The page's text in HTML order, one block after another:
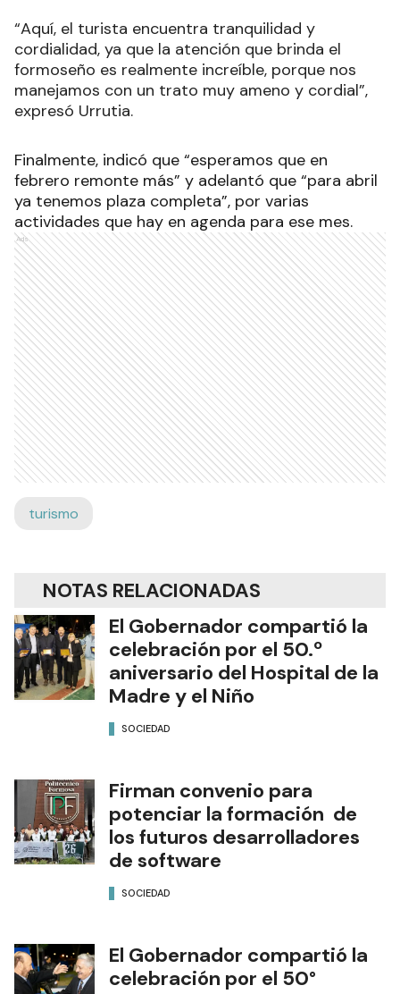
“Aquí, el turista encuentra tranquilidad y
cordialidad, ya que la atención que brinda el
formoseño es realmente increíble, porque nos
manejamos con un trato muy ameno y cordial”,
expresó Urrutia.
Finalmente, indicó que “esperamos que en
febrero remonte más” y adelantó que “para abril
ya tenemos plaza completa”, por varias
actividades que hay en agenda para ese mes.
Ads
turismo
NOTAS RELACIONADAS
El Gobernador compartió la
celebración por el 50.º
aniversario del Hospital de la
Madre y el Niño
SOCIEDAD
Firman convenio para
potenciar la formación de
los futuros desarrolladores
de software
SOCIEDAD
El Gobernador compartió la
celebración por el 50°